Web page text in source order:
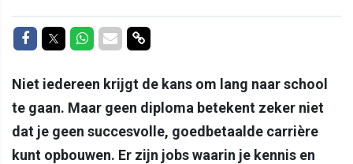
Delen op Facebook
Delen op Twitter
Delen op Whatsapp
Delen via Mail
Delen via link
Niet iedereen krijgt de kans om lang naar school
te gaan. Maar geen diploma betekent zeker niet
dat je geen succesvolle, goedbetaalde carrière
kunt opbouwen. Er zijn jobs waarin je kennis en